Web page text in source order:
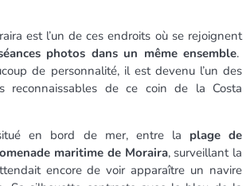
est l’un de ces endroits où se rejoignent
photos dans un même ensemble.
de personnalité, il est devenu l’un des
reconnaissables de ce coin de la Costa
en bord de mer, entre la plage de
maritime de Moraira, surveillant la
encore de voir apparaître un navire